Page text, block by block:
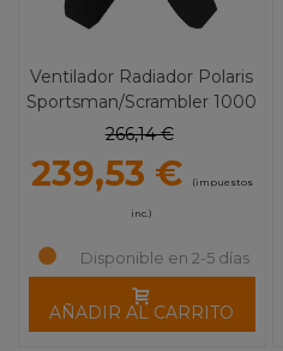
Ventilador Radiador Polaris
Sportsman/Scrambler 1000
XP HI-Performance
266,14 €
239,53 € (impuestos
inc.)
Disponible en 2-5 días
AÑADIR AL CARRITO